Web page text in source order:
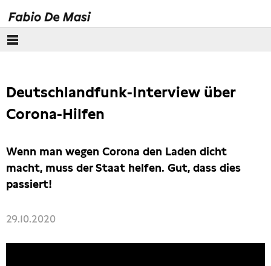
Europäisches Parlament
Presse
Deutschlandfunk-Interview über
Corona-Hilfen
Wenn man wegen Corona den Laden dicht
macht, muss der Staat helfen. Gut, dass dies
passiert!
29.10.2020